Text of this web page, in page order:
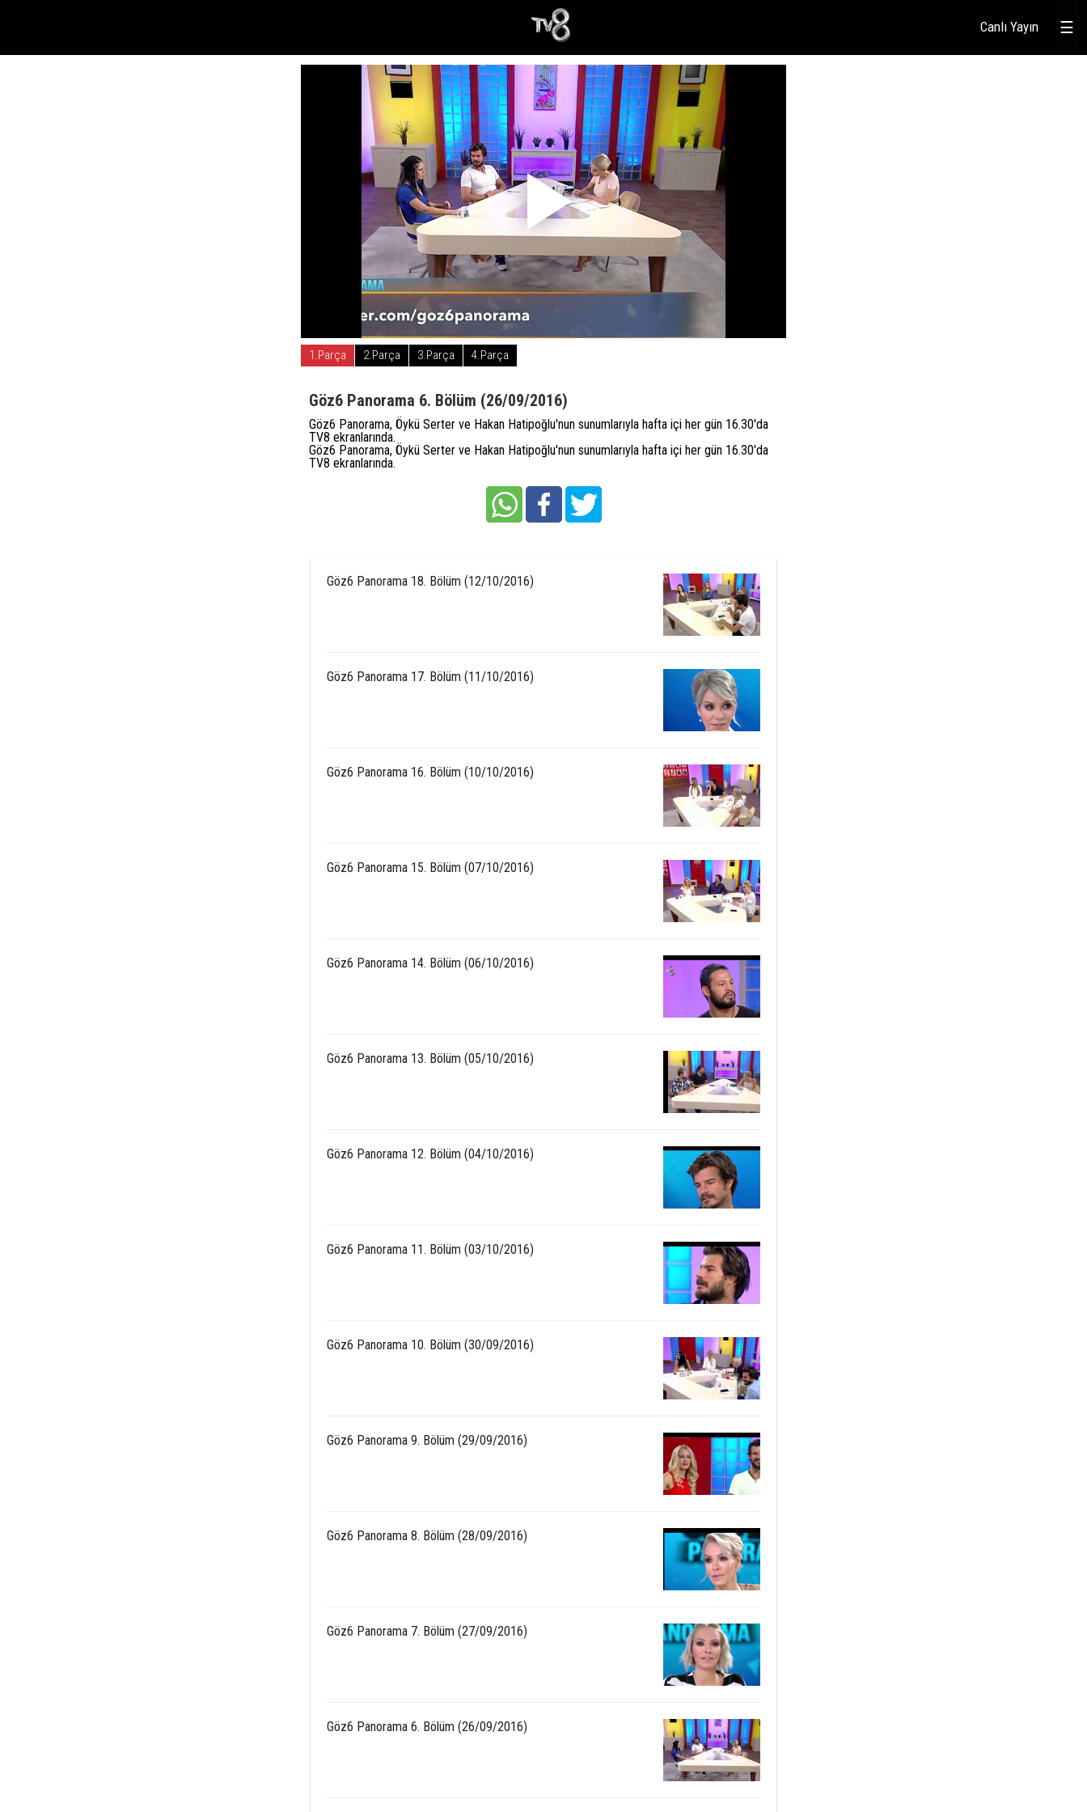
☰
Canlı Yayın
1.Parça 2.Parça 3.Parça 4.Parça
Göz6 Panorama 6. Bölüm (26/09/2016)
Göz6 Panorama, Öykü Serter ve Hakan Hatipoğlu'nun sunumlarıyla hafta içi her gün 16.30'da
TV8 ekranlarında.
Göz6 Panorama, Öykü Serter ve Hakan Hatipoğlu'nun sunumlarıyla hafta içi her gün 16.30'da
TV8 ekranlarında.
Göz6 Panorama 18. Bölüm (12/10/2016)
Göz6 Panorama 17. Bölüm (11/10/2016)
Göz6 Panorama 16. Bölüm (10/10/2016)
Göz6 Panorama 15. Bölüm (07/10/2016)
Göz6 Panorama 14. Bölüm (06/10/2016)
Göz6 Panorama 13. Bölüm (05/10/2016)
Göz6 Panorama 12. Bölüm (04/10/2016)
Göz6 Panorama 11. Bölüm (03/10/2016)
Göz6 Panorama 10. Bölüm (30/09/2016)
Göz6 Panorama 9. Bölüm (29/09/2016)
Göz6 Panorama 8. Bölüm (28/09/2016)
Göz6 Panorama 7. Bölüm (27/09/2016)
Göz6 Panorama 6. Bölüm (26/09/2016)